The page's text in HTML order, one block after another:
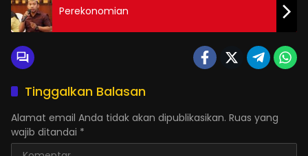
Perekonomian
Tinggalkan Balasan
Alamat email Anda tidak akan dipublikasikan. Ruas yang
wajib ditandai *